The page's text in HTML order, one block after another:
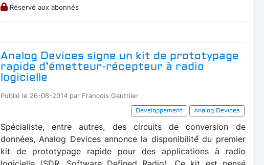
Réservé aux abonnés
Analog Devices signe un kit de prototypage
rapide d’émetteur-récepteur à radio
logicielle
Publié le 26-08-2014 par Francois Gauthier
Développement
Analog Devices
Spécialiste, entre autres, des circuits de conversion de
données, Analog Devices annonce la disponibilité́ du premier
kit de prototypage rapide pour des applications à radio